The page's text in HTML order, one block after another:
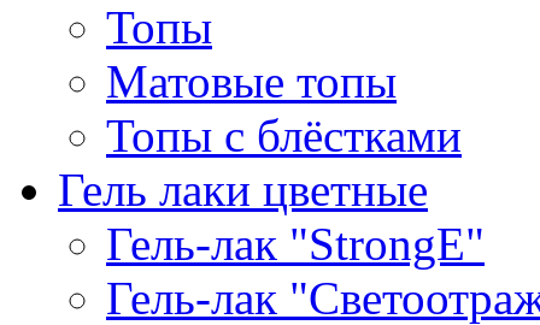
Топы
Матовые топы
Топы с блёстками
Гель лаки цветные
Гель-лак "StrongE"
Гель-лак